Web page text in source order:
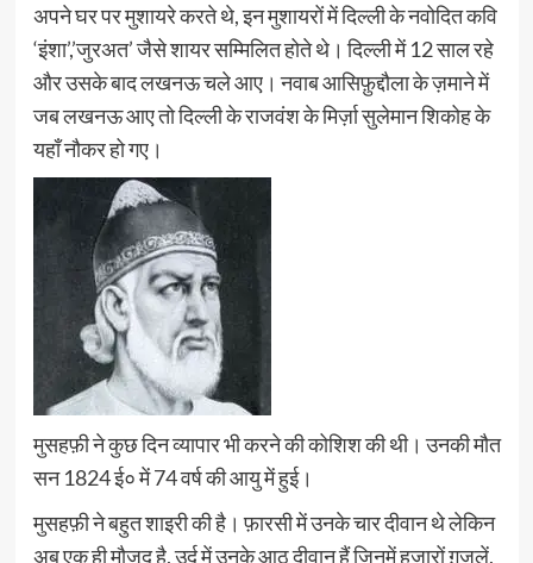
अपने घर पर मुशायरे करते थे, इन मुशायरों में दिल्ली के नवोदित कवि
‘इंशा’,’जुरअत’ जैसे शायर सम्मिलित होते थे। दिल्ली में 12 साल रहे
और उसके बाद लखनऊ चले आए। नवाब आसिफ़ुद्दौला के ज़माने में
जब लखनऊ आए तो दिल्ली के राजवंश के मिर्ज़ा सुलेमान शिकोह के
यहाँ नौकर हो गए।
मुसहफ़ी ने कुछ दिन व्यापार भी करने की कोशिश की थी। उनकी मौत
सन 1824 ई० में 74 वर्ष की आयु में हुई।
मुसहफ़ी ने बहुत शाइरी की है। फ़ारसी में उनके चार दीवान थे लेकिन
अब एक ही मौजूद है, उर्दू में उनके आठ दीवान हैं जिनमें हज़ारों ग़ज़लें,